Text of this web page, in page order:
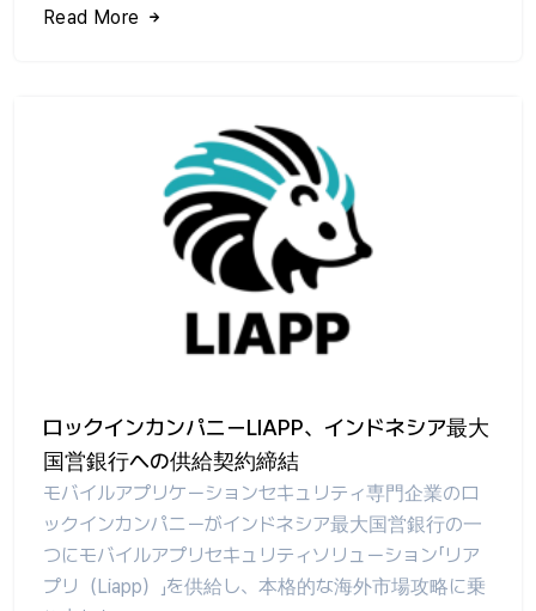
Read More
ロックインカンパニーLIAPP、インドネシア最大
国営銀行への供給契約締結
モバイルアプリケーションセキュリティ専門企業のロ
ックインカンパニーがインドネシア最大国営銀行の一
つにモバイルアプリセキュリティソリューション「リア
プリ（Liapp）」を供給し、本格的な海外市場攻略に乗